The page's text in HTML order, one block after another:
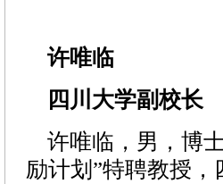
许唯临
四川大学副校长
许唯临，男，博
励计划”特聘教授